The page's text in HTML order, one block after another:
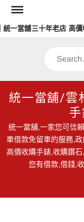
Skip
content
一當舖三十年老店 高價
Search
統一當舖/雲
統一當舖,一家您可信
車借款免留車的服務,
高價收購手錶,收購鑽
您有借款,借錢,